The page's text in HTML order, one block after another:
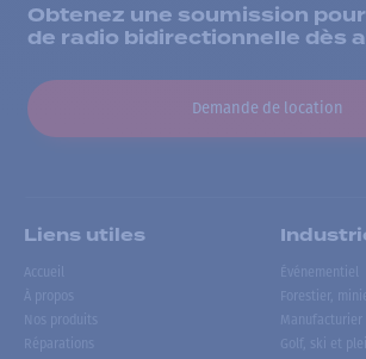
Obtenez une soumission
de radio bidirectionnelle dès
Demande de location
Liens utiles
Accueil
À propos
Nos produits
Réparations
Événementiel
Forestier,
Manufacturier
Golf, ski et